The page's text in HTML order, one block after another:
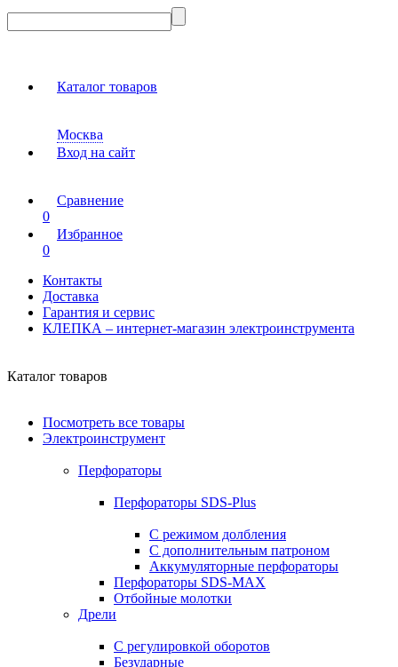
Каталог товаров
Москва
Вход на сайт
Сравнение
0
Избранное
0
Контакты
Доставка
Гарантия и сервис
КЛЕПКА – интернет-магазин электроинструмента
Каталог товаров
Посмотреть все товары
Электроинструмент
Перфораторы
Перфораторы SDS-Plus
С режимом долбления
С дополнительным патроном
Аккумуляторные перфораторы
Перфораторы SDS-MAX
Отбойные молотки
Дрели
С регулировкой оборотов
Безударные